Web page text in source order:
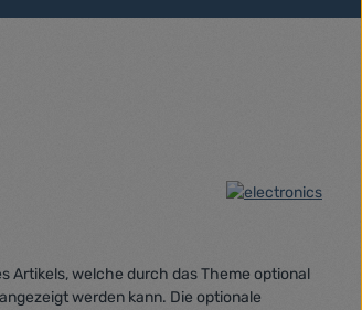
Artikels, welche durch das Theme optional
werden kann. Die optionale